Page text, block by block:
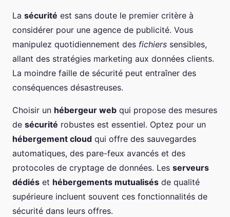
La sécurité est sans doute le premier critère à
considérer pour une agence de publicité. Vous
manipulez quotidiennement des fichiers sensibles,
allant des stratégies marketing aux données clients.
La moindre faille de sécurité peut entraîner des
conséquences désastreuses.
Choisir un hébergeur web qui propose des mesures
de sécurité robustes est essentiel. Optez pour un
hébergement cloud qui offre des sauvegardes
automatiques, des pare-feux avancés et des
protocoles de cryptage de données. Les serveurs
dédiés et hébergements mutualisés de qualité
supérieure incluent souvent ces fonctionnalités de
sécurité dans leurs offres.